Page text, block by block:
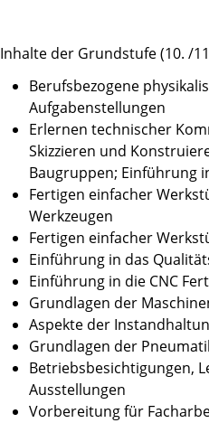
Inhalte der Grundstufe (10. /
Berufsbezogene
Aufgabenstellungen
Erlernen technischer
Skizzieren und
Baugruppen; Einführung
Fertigen einfacher
Werkzeugen
Fertigen einfacher
Einführung in das
Einführung in die CNC
Grundlagen der
Aspekte der
Grundlagen der
Betriebsbesichtigungen,
Ausstellungen
Vorbereitung für